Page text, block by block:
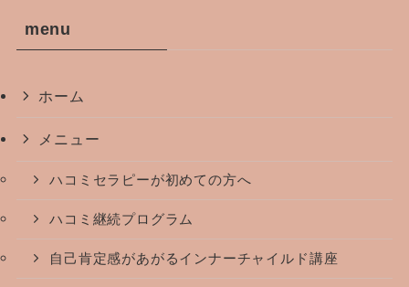
menu
ホーム
メニュー
ハコミセラピーが初めての方へ
ハコミ継続プログラム
自己肯定感があがるインナーチャイルド講座